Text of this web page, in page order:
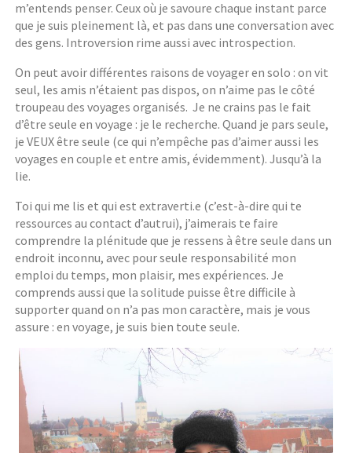
m’entends penser. Ceux où je savoure chaque instant parce
que je suis pleinement là, et pas dans une conversation avec
des gens. Introversion rime aussi avec introspection.
On peut avoir différentes raisons de voyager en solo : on vit
seul, les amis n’étaient pas dispos, on n’aime pas le côté
troupeau des voyages organisés. Je ne crains pas le fait
d’être seule en voyage : je le recherche. Quand je pars seule,
je VEUX être seule (ce qui n’empêche pas d’aimer aussi les
voyages en couple et entre amis, évidemment). Jusqu’à la
lie.
Toi qui me lis et qui est extraverti.e (c’est-à-dire qui te
ressources au contact d’autrui), j’aimerais te faire
comprendre la plénitude que je ressens à être seule dans un
endroit inconnu, avec pour seule responsabilité mon
emploi du temps, mon plaisir, mes expériences. Je
comprends aussi que la solitude puisse être difficile à
supporter quand on n’a pas mon caractère, mais je vous
assure : en voyage, je suis bien toute seule.